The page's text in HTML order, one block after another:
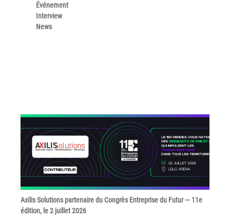
C7120/C7125/C7130
Capture numérisation de documents
Sécurité des périphériques d’impression
Gestion des documents
Mobilité
ConnectKey®
Service de Gestion d’impression (MPS)
Notre équipe
Événement
Interview
News
Axilis Solutions partenaire du Congrès Entreprise du Futur — 11e
édition, le 2 juillet 2026